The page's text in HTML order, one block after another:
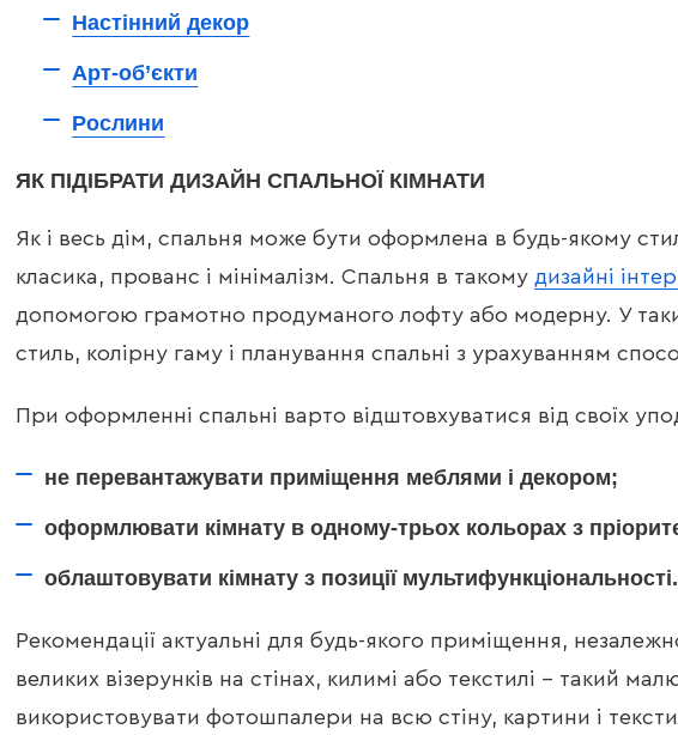
Настінний декор
Арт-об’єкти
Рослини
ЯК ПІДІБРАТИ ДИЗАЙН СПАЛЬНОЇ КІМНАТИ
Як і весь дім, спальня може бути оформлена в будь-якому
класика, прованс і мінімалізм. Спальня в такому дизайні
допомогою грамотно продуманого лофту або модерну. У
стиль, колірну гаму і планування спальні з урахуванням
При оформленні спальні варто відштовхуватися від своїх
не перевантажувати приміщення меблями і декором;
оформлювати кімнату в одному-трьох кольорах з
облаштовувати кімнату з позиції мультифункціональності.
Рекомендації актуальні для будь-якого приміщення,
великих візерунків на стінах, килимі або текстилі – такий
використовувати фотошпалери на всю стіну, картини і